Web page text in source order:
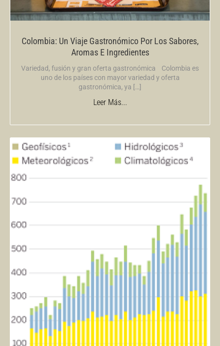
Colombia: Un Viaje Gastronómico Por Los Sabores,
Aromas E Ingredientes
Variedad, fusión y gran oferta gastronómica Colombia es
uno de los países con mayor variedad y oferta
gastronómica, ya […]
Leer Más...